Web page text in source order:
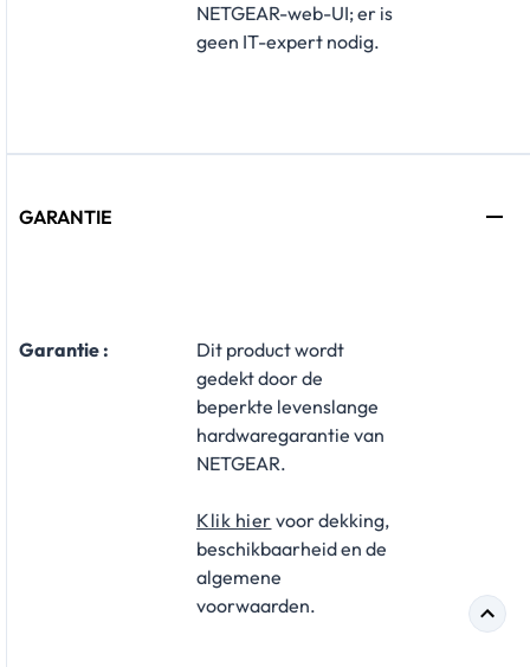
NETGEAR-web-UI; er is
geen IT-expert nodig.
GARANTIE
Garantie :
​Dit product wordt
gedekt door de
beperkte levenslange
hardwaregarantie van
NETGEAR.
Klik hier ​ voor dekking,
beschikbaarheid en de
algemene
voorwaarden.